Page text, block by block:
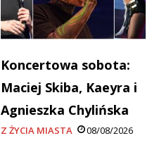
Koncertowa sobota:
Maciej Skiba, Kaeyra i
Agnieszka Chylińska
Z ŻYCIA MIASTA 08/08/2026